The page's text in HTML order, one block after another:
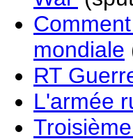
mondiale
RT
L'armée